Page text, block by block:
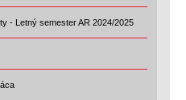
- Letný semester AR 2024/2025